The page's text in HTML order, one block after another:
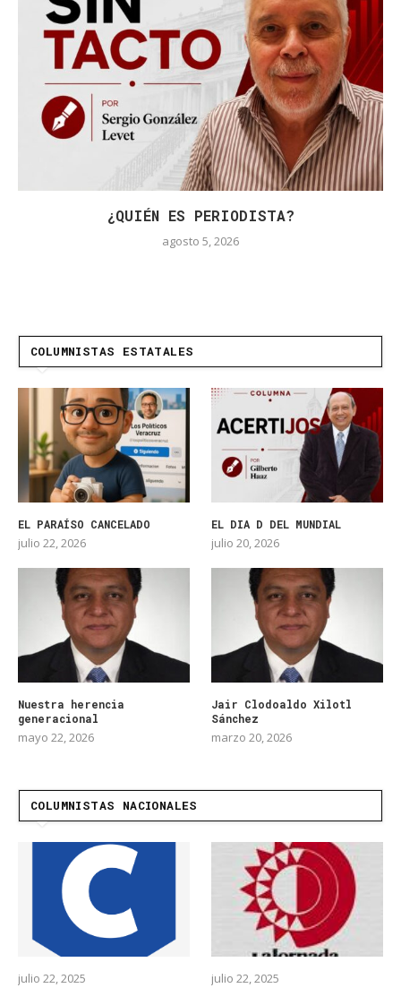
¿QUIÉN ES PERIODISTA?
agosto 5, 2026
COLUMNISTAS ESTATALES
EL PARAÍSO CANCELADO
julio 22, 2026
EL DIA D DEL MUNDIAL
julio 20, 2026
Nuestra herencia
generacional
mayo 22, 2026
Jair Clodoaldo Xilotl
Sánchez
marzo 20, 2026
COLUMNISTAS NACIONALES
julio 22, 2025 julio 22, 2025